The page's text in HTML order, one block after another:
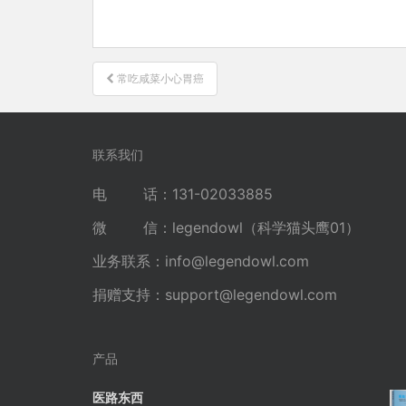
文
章
导
常吃咸菜小心胃癌
联系我们
电 话：131-02033885
微 信：legendowl（科学猫头鹰01）
业务联系： info@legendowl.com
捐赠支持： support@legendowl.com
产品
医路东西